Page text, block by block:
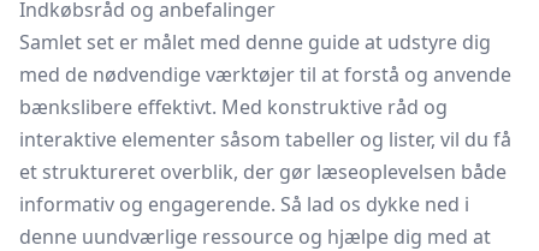
Indkøbsråd og anbefalinger
Samlet set er målet med denne guide at udstyre dig
med de nødvendige værktøjer til at forstå og anvende
bænkslibere effektivt. Med konstruktive råd og
interaktive elementer såsom tabeller og lister, vil du få
et struktureret overblik, der gør læseoplevelsen både
informativ og engagerende. Så lad os dykke ned i
denne uundværlige ressource og hjælpe dig med at